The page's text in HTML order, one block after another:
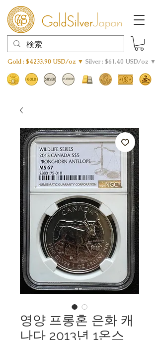
Gold : $4233.90 USD/oz ▼ Silver : $61.40 USD/oz ▼
영양 프롱혼 은화 캐
나다 2013년 1온스